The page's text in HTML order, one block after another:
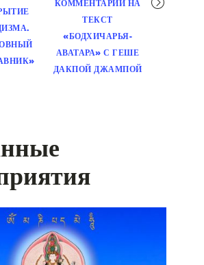
КОММЕНТАРИЙ НА
ТЕКСТ
«БОДХИЧАРЬЯ-
АВАТАРА» С ГЕШЕ
ДАКПОЙ ДЖАМПОЙ